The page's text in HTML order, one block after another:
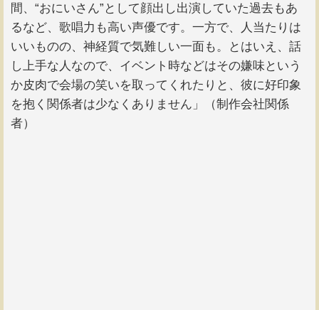
間、“おにいさん”として顔出し出演していた過去もあ
るなど、歌唱力も高い声優です。一方で、人当たりは
いいものの、神経質で気難しい一面も。とはいえ、話
し上手な人なので、イベント時などはその嫌味という
か皮肉で会場の笑いを取ってくれたりと、彼に好印象
を抱く関係者は少なくありません」（制作会社関係
者）